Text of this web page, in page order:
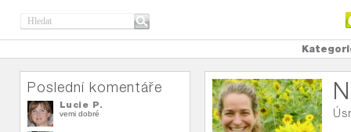
Poslední komentáře
Lucie P.
vemi dobré